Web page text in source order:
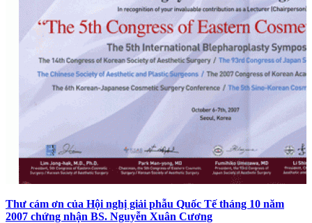
Thư cám ơn của Hội nghị giải phẫu Quốc Tế tháng 10 năm
2007 chứng nhận BS. Nguyễn Xuân Cương